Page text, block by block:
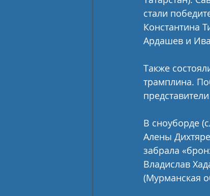
стали
Константина
Ардашев и
Также
трамплина.
В сноуборде
Алены
забрала
Владислав
(Мурманская